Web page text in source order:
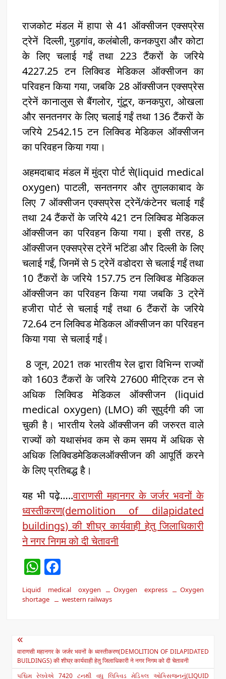
राजकोट मंडल में हापा से 41 ऑक्सीजन एक्सप्रेस
ट्रेनें दिल्ली, गुड़गांव, कलंबोली, कनकपुरा और कोटा
के लिए चलाई गईं तथा 223 टैंकरों के जरिये
4227.25 टन लिक्विड मेडिकल ऑक्सीजन का
परिवहन किया गया, जबकि 28 ऑक्सीजन एक्सप्रेस
ट्रेनें कानालुस से बैंगलोर, गुंटूर, कनकपुरा, ओखला
और सनतनगर के लिए चलाई गईं तथा 136 टैंकरों के
जरिये 2542.15 टन लिक्विड मेडिकल ऑक्सीजन
का परिवहन किया गया।
अहमदाबाद मंडल में मुंद्रा पोर्ट से(liquid medical
oxygen) पाटली, सनतनगर और तुगलकाबाद के
लिए 7 ऑक्सीजन एक्सप्रेस ट्रेनें/कंटेनर चलाई गईं
तथा 24 टैंकरों के जरिये 421 टन लिक्विड मेडिकल
ऑक्सीजन का परिवहन किया गया। इसी तरह, 8
ऑक्सीजन एक्सप्रेस ट्रेनें भटिंडा और दिल्ली के लिए
चलाई गईं, जिनमें से 5 ट्रेनें वडोदरा से चलाई गईं तथा
10 टैंकरों के जरिये 157.75 टन लिक्विड मेडिकल
ऑक्सीजन का परिवहन किया गया जबकि 3 ट्रेनें
हजीरा पोर्ट से चलाई गईं तथा 6 टैंकरों के जरिये
72.64 टन लिक्विड मेडिकल ऑक्सीजन का परिवहन
किया गया से चलाई गईं।
8 जून, 2021 तक भारतीय रेल द्वारा विभिन्न राज्यों
को 1603 टैंकरों के जरिये 27600 मीट्रिक टन से
अधिक लिक्विड मेडिकल ऑक्सीजन (liquid
medical oxygen) (LMO) की सुपुर्दगी की जा
चुकी है। भारतीय रेलवे ऑक्सीजन की जरुरत वाले
राज्यों को यथासंभव कम से कम समय में अधिक से
अधिक लिक्विडमेडिकलऑक्सीजन की आपूर्ति करने
के लिए प्रतिबद्ध है।
यह भी पढ़े…..वाराणसी महानगर के जर्जर भवनों के
ध्वस्तीकरण(demolition of dilapidated
buildings) की शीघ्र कार्यवाही हेतु जिलाधिकारी
ने नगर निगम को दी चेतावनी
W
h
at
p
p
a
c
o
o
Liquid medical oxygen Oxygen express
Oxygen
shortage
western railways
Post
navigation
वाराणसी महानगर के जर्जर भवनों के ध्वस्तीकरण(DEMOLITION OF DILAPIDATED
BUILDINGS) की शीघ्र कार्यवाही हेतु जिलाधिकारी ने नगर निगम को दी चेतावनी
પશ્ચિમ રેલવેએ 7420 ટનથી વધુ લિક્વિડ મેડિકલ ઓક્સિજનનું(LIQUID